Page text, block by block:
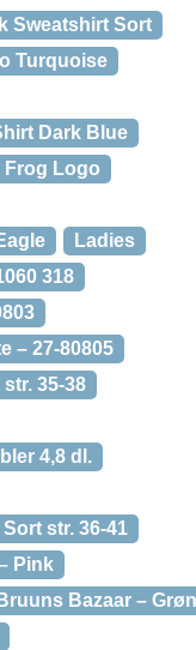
Sweatshirt Sort
Turquoise
Dark Blue
Frog Logo
Ladies
318
– 27-80805
35-38
4,8 dl.
str. 36-41
Pink
Bazaar –